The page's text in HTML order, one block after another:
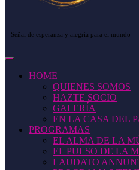
Señal de esperanza y alegría para el mundo
Botón
aperturaHOME
QUIENES SOMOS
HAZTE SOCIO
GALERÍA
EN LA CASA DEL
PROGRAMAS
EL ALMA DE LA
EL PULSO DE LA
LAUDATO